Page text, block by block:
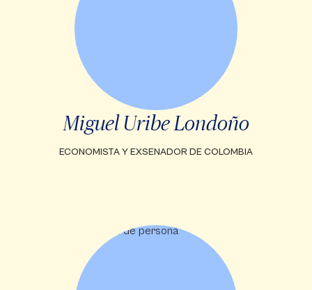
Miguel Uribe Londoño
ECONOMISTA Y EXSENADOR DE COLOMBIA